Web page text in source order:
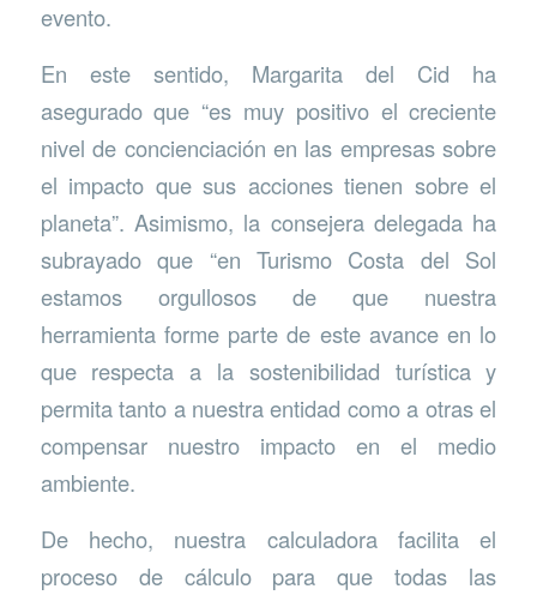
evento.
En este sentido, Margarita del Cid ha
asegurado que “es muy positivo el creciente
nivel de concienciación en las empresas sobre
el impacto que sus acciones tienen sobre el
planeta”. Asimismo, la consejera delegada ha
subrayado que “en Turismo Costa del Sol
estamos orgullosos de que nuestra
herramienta forme parte de este avance en lo
que respecta a la sostenibilidad turística y
permita tanto a nuestra entidad como a otras el
compensar nuestro impacto en el medio
ambiente.
De hecho, nuestra calculadora facilita el
proceso de cálculo para que todas las